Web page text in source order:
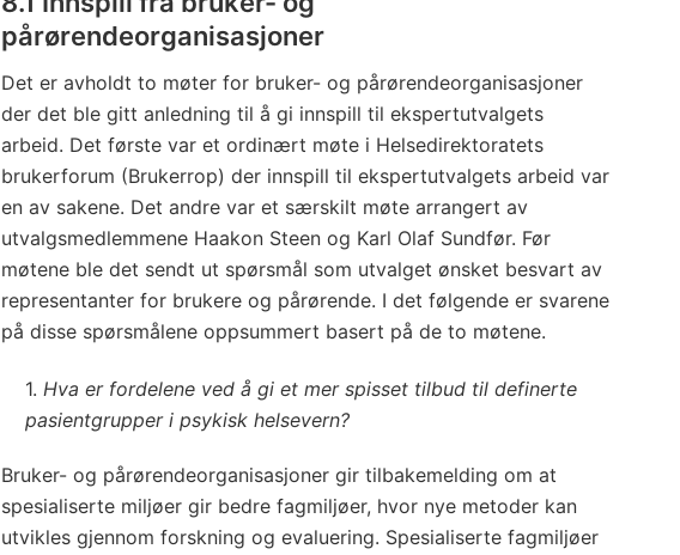
pårørendeorganisasjoner
Det er avholdt to møter for bruker- og pårørendeorganisasjoner
der det ble gitt anledning til å gi innspill til ekspertutvalgets
arbeid. Det første var et ordinært møte i Helsedirektoratets
brukerforum (Brukerrop) der innspill til ekspertutvalgets arbeid var
en av sakene. Det andre var et særskilt møte arrangert av
utvalgsmedlemmene Haakon Steen og Karl Olaf Sundfør. Før
møtene ble det sendt ut spørsmål som utvalget ønsket besvart av
representanter for brukere og pårørende. I det følgende er svarene
på disse spørsmålene oppsummert basert på de to møtene.
1. Hva er fordelene ved å gi et mer spisset tilbud til definerte
pasientgrupper i psykisk helsevern?
Bruker- og pårørendeorganisasjoner gir tilbakemelding om at
spesialiserte miljøer gir bedre fagmiljøer, hvor nye metoder kan
utvikles gjennom forskning og evaluering. Spesialiserte fagmiljøer